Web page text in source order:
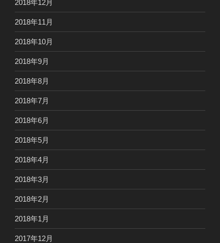
2018年12月
2018年11月
2018年10月
2018年9月
2018年8月
2018年7月
2018年6月
2018年5月
2018年4月
2018年3月
2018年2月
2018年1月
2017年12月